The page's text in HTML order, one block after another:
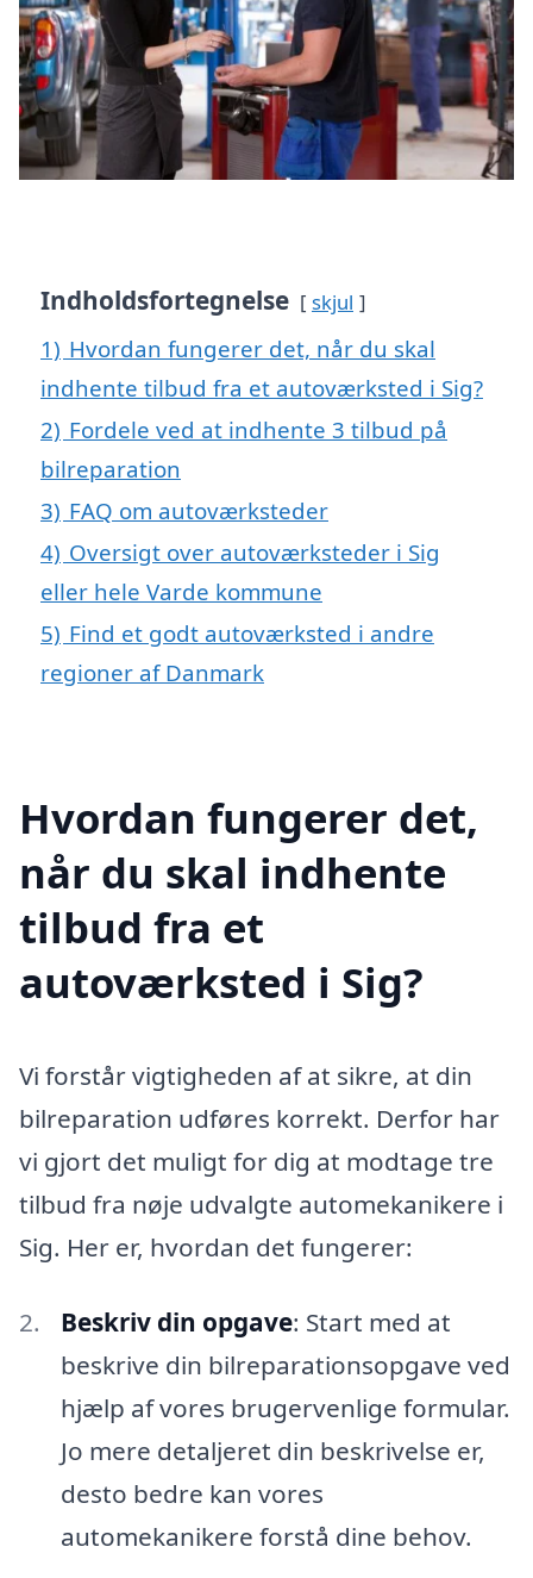
Indholdsfortegnelse skjul
1) Hvordan fungerer det, når du skal
indhente tilbud fra et autoværksted i Sig?
2) Fordele ved at indhente 3 tilbud på
bilreparation
3) FAQ om autoværksteder
4) Oversigt over autoværksteder i Sig
eller hele Varde kommune
5) Find et godt autoværksted i andre
regioner af Danmark
Hvordan fungerer det,
når du skal indhente
tilbud fra et
autoværksted i Sig?
Vi forstår vigtigheden af at sikre, at din
bilreparation udføres korrekt. Derfor har
vi gjort det muligt for dig at modtage tre
tilbud fra nøje udvalgte automekanikere i
Sig. Her er, hvordan det fungerer:
Beskriv din opgave: Start med at
beskrive din bilreparationsopgave ved
hjælp af vores brugervenlige formular.
Jo mere detaljeret din beskrivelse er,
desto bedre kan vores
automekanikere forstå dine behov.